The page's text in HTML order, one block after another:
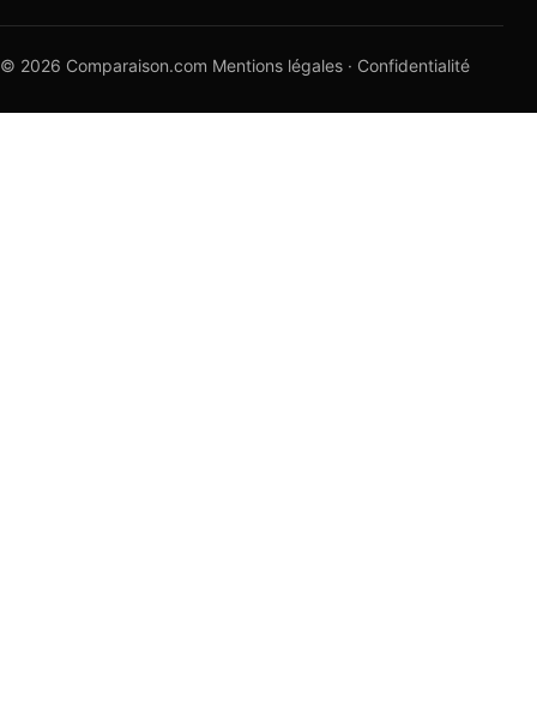
© 2026 Comparaison.com Mentions légales · Confidentialité